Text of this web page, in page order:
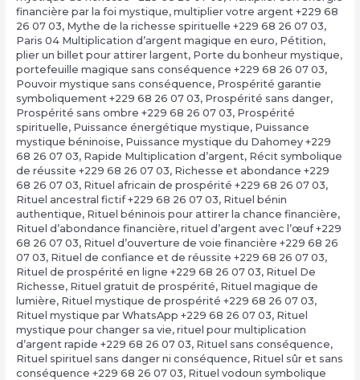
financière par la foi mystique, multiplier votre argent +229 68
26 07 03, Mythe de la richesse spirituelle +229 68 26 07 03,
Paris 04 Multiplication d’argent magique en euro, Pétition,
plier un billet pour attirer largent, Porte du bonheur mystique,
portefeuille magique sans conséquence +229 68 26 07 03,
Pouvoir mystique sans conséquence, Prospérité garantie
symboliquement +229 68 26 07 03, Prospérité sans danger,
Prospérité sans ombre +229 68 26 07 03, Prospérité
spirituelle, Puissance énergétique mystique, Puissance
mystique béninoise, Puissance mystique du Dahomey +229
68 26 07 03, Rapide Multiplication d’argent, Récit symbolique
de réussite +229 68 26 07 03, Richesse et abondance +229
68 26 07 03, Rituel africain de prospérité +229 68 26 07 03,
Rituel ancestral fictif +229 68 26 07 03, Rituel bénin
authentique, Rituel béninois pour attirer la chance financière,
Rituel d’abondance financière, rituel d’argent avec l’œuf +229
68 26 07 03, Rituel d’ouverture de voie financière +229 68 26
07 03, Rituel de confiance et de réussite +229 68 26 07 03,
Rituel de prospérité en ligne +229 68 26 07 03, Rituel De
Richesse, Rituel gratuit de prospérité, Rituel magique de
lumière, Rituel mystique de prospérité +229 68 26 07 03,
Rituel mystique par WhatsApp +229 68 26 07 03, Rituel
mystique pour changer sa vie, rituel pour multiplication
d’argent rapide +229 68 26 07 03, Rituel sans conséquence,
Rituel spirituel sans danger ni conséquence, Rituel sûr et sans
conséquence +229 68 26 07 03, Rituel vodoun symbolique